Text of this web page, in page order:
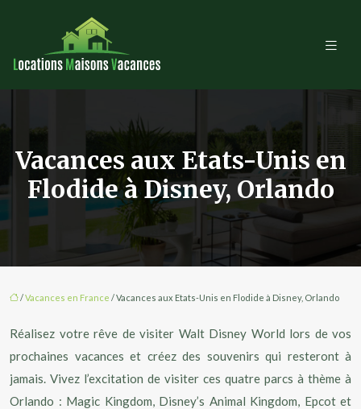
Vacances aux Etats-Unis en
Flodide à Disney, Orlando
/Vacances en France / Vacances aux Etats-Unis en Flodide à Disney, Orlando
Réalisez votre rêve de visiter Walt Disney World lors de vos
prochaines vacances et créez des souvenirs qui resteront à
jamais. Vivez l’excitation de visiter ces quatre parcs à thème à
Orlando : Magic Kingdom, Disney’s Animal Kingdom, Epcot et